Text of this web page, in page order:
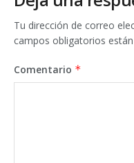
Tu dirección de correo
campos obligatorios
Comentario *